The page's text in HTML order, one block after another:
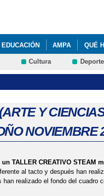
EDUCACIÓN AMPA QUÉ
DE EDUCACIÓN PRIMARIA.
DE GUADALAJARA
Y PROGRAMA
JCCM, DELEGADO DE LA
Cultura
Y
NOVIEMBRE
TALLER CREATIVO STEAM
al tacto y después han
realizado el fondo del cuadro